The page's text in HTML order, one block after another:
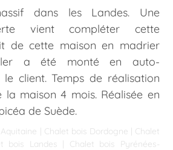
dans les Landes. Une
vient compléter cette
de cette maison en madrier
a été monté en auto-
client. Temps de réalisation
la maison 4 mois. Réalisée en
de Suède.
| Chalet bois Dordogne | Chalet
bois Landes | Chalet bois Pyrénées-